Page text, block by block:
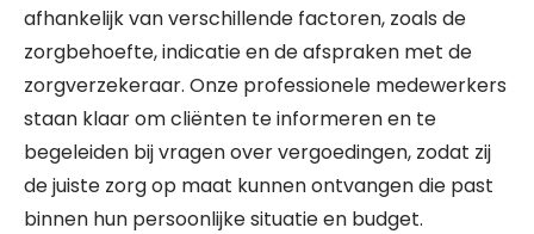
afhankelijk van verschillende factoren, zoals de
zorgbehoefte, indicatie en de afspraken met de
zorgverzekeraar. Onze professionele medewerkers
staan klaar om cliënten te informeren en te
begeleiden bij vragen over vergoedingen, zodat zij
de juiste zorg op maat kunnen ontvangen die past
binnen hun persoonlijke situatie en budget.